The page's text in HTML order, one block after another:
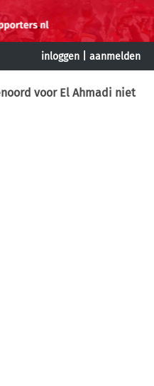
inloggen aanmelden
voor El Ahmadi niet